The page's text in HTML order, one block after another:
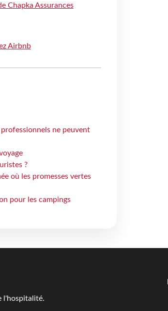
Chapka Assurances
Airbnb
ne peuvent
?
où les promesses vertes
pour les campings
l'hospitalité.